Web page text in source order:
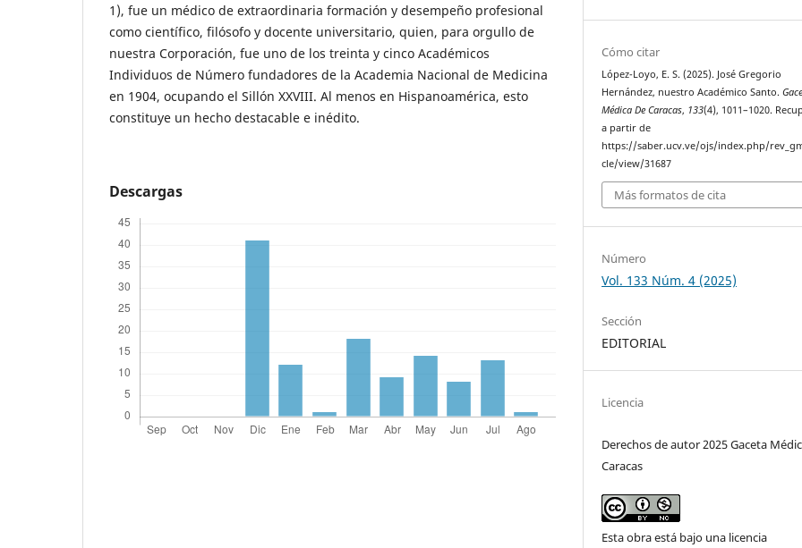
1), fue un médico de extraordinaria formación y desempeño profesional
como científico, filósofo y docente universitario, quien, para orgullo de
nuestra Corporación, fue uno de los treinta y cinco Académicos
Individuos de Número fundadores de la Academia Nacional de Medicina
en 1904, ocupando el Sillón XXVIII. Al menos en Hispanoamérica, esto
constituye un hecho destacable e inédito.
Descargas
Cómo citar
López-Loyo, E. S. (2025). José Gregorio
Hernández, nuestro Académico Santo.
Médica De Caracas, 133(4), 1011–1020.
a partir de
https://saber.ucv.ve/ojs/index.php/
cle/view/31687
Más formatos de cita
Número
Vol. 133 Núm. 4 (2025)
Sección
EDITORIAL
Licencia
Derechos de autor 2025 Gaceta
Caracas
Esta obra está bajo una licencia